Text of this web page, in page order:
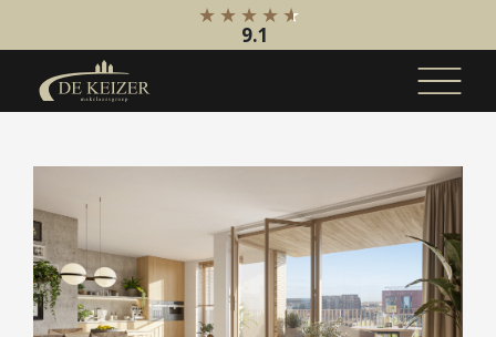
Koopaanbod
Bestaande bouw
Internationaal
Nieuwbouw
Bedrijfsaanbod
9.1